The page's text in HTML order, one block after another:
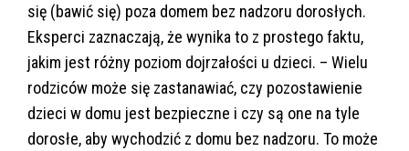
się (bawić się) poza domem bez nadzoru dorosłych.
Eksperci zaznaczają, że wynika to z prostego faktu,
jakim jest różny poziom dojrzałości u dzieci. – Wielu
rodziców może się zastanawiać, czy pozostawienie
dzieci w domu jest bezpieczne i czy są one na tyle
dorosłe, aby wychodzić z domu bez nadzoru. To może